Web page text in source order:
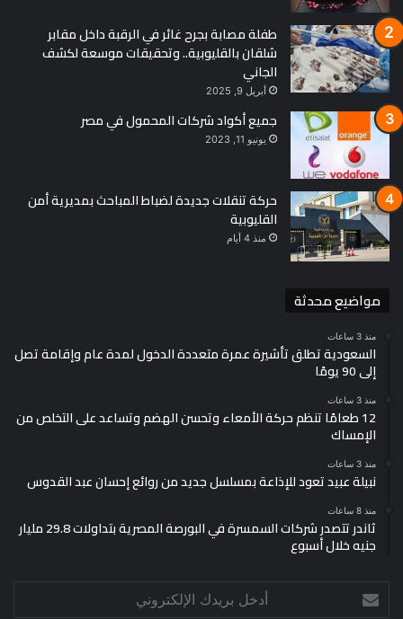
طفلة مصابة بجرح غائر في الرقبة داخل مقابر
شلقان بالقليوبية.. وتحقيقات موسعة لكشف
الجاني
أبريل 9, 2025
جميع أكواد شركات المحمول في مصر
يونيو 11, 2023
حركة تنقلات جديدة لضباط المباحث بمديرية أمن
القليوبية
منذ 4 أيام
مواضيع محدثة
منذ 3 ساعات
السعودية تطلق تأشيرة عمرة متعددة الدخول لمدة عام وإقامة تصل
إلى 90 يومًا
منذ 3 ساعات
12 طعامًا تنظم حركة الأمعاء وتحسن الهضم وتساعد على التخلص من
الإمساك
منذ 3 ساعات
نبيلة عبيد تعود للإذاعة بمسلسل جديد من روائع إحسان عبد القدوس
منذ 8 ساعات
ثاندر تتصدر شركات السمسرة في البورصة المصرية بتداولات 29.8 مليار
جنيه خلال أسبوع
بريدك